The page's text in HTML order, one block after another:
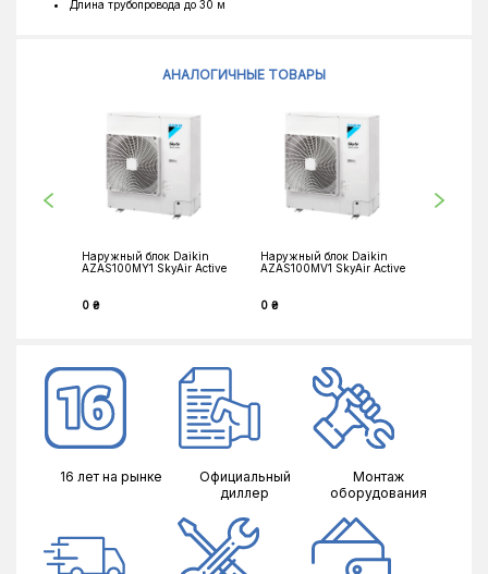
Длина трубопровода до 30 м
АНАЛОГИЧНЫЕ ТОВАРЫ
Наружный блок Daikin
AZAS100MY1 SkyAir Active
0 ₴
Наружный блок Daikin
AZAS100MV1 SkyAir Active
0 ₴
16 лет на рынке
Официальный
диллер
Монтаж
оборудования